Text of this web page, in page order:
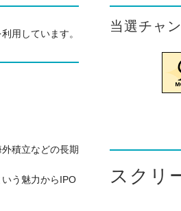
当選チャ
スクリ
用しています。
積立などの長期
う魅力からIPO